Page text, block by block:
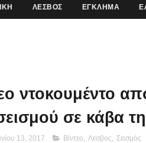
ΛΕΣΒΟΣ ΕΓΚΛΗΜΑ
ντοκουμέντο
σε κάβα
13, 2017 Βίντεο, Λεσβος, Σεισμός